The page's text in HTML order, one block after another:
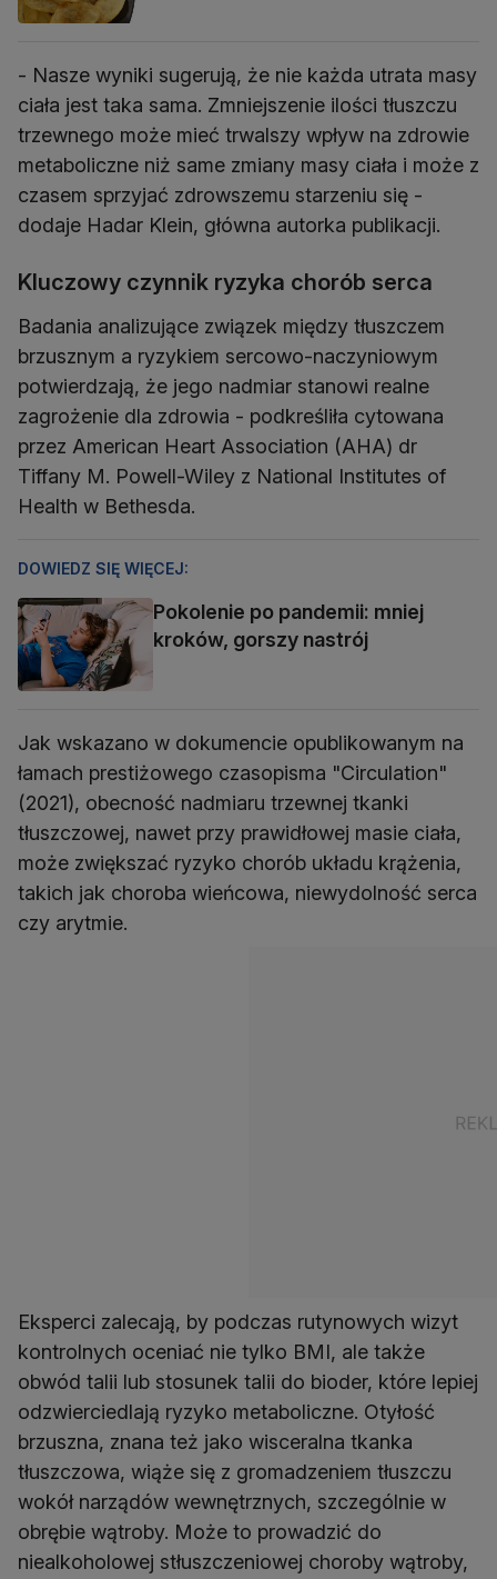
- Nasze wyniki sugerują, że nie każda utrata masy
ciała jest taka sama. Zmniejszenie ilości tłuszczu
trzewnego może mieć trwalszy wpływ na zdrowie
metaboliczne niż same zmiany masy ciała i może z
czasem sprzyjać zdrowszemu starzeniu się -
dodaje Hadar Klein, główna autorka publikacji.
Kluczowy czynnik ryzyka chorób serca
Badania analizujące związek między tłuszczem
brzusznym a ryzykiem sercowo-naczyniowym
potwierdzają, że jego nadmiar stanowi realne
zagrożenie dla zdrowia - podkreśliła cytowana
przez American Heart Association (AHA) dr
Tiffany M. Powell-Wiley z National Institutes of
Health w Bethesda.
DOWIEDZ SIĘ WIĘCEJ:
Pokolenie po pandemii: mniej
kroków, gorszy nastrój
Jak wskazano w dokumencie opublikowanym na
łamach prestiżowego czasopisma "Circulation"
(2021), obecność nadmiaru trzewnej tkanki
tłuszczowej, nawet przy prawidłowej masie ciała,
może zwiększać ryzyko chorób układu krążenia,
takich jak choroba wieńcowa, niewydolność serca
czy arytmie.
Eksperci zalecają, by podczas rutynowych wizyt
kontrolnych oceniać nie tylko BMI, ale także
obwód talii lub stosunek talii do bioder, które lepiej
odzwierciedlają ryzyko metaboliczne. Otyłość
brzuszna, znana też jako wisceralna tkanka
tłuszczowa, wiąże się z gromadzeniem tłuszczu
wokół narządów wewnętrznych, szczególnie w
obrębie wątroby. Może to prowadzić do
niealkoholowej stłuszczeniowej choroby wątroby,